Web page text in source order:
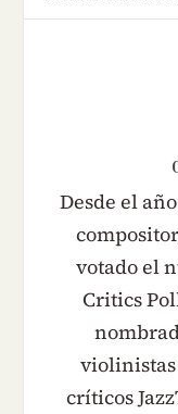
Desde el
votado el
Critics
violinistas
críticos